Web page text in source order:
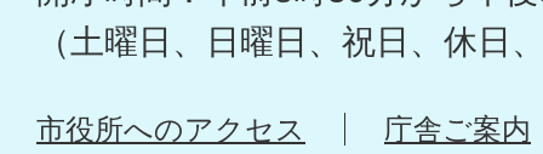
（土曜日、日曜日、祝日、休日
市役所へのアクセス
庁舎ご案内